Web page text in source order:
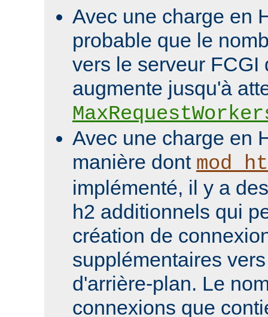
Avec une charge en
probable que le
vers le serveur FCGI
augmente jusqu'à
Avec une charge en
manière dont
implémenté, il y a
h2 additionnels qui
création de
supplémentaires
d'arrière-plan. Le
connexions que